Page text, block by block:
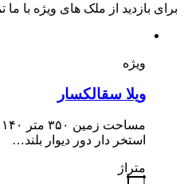
برای بازدید از ملک های ویژه با ما
ویژه
ویلا سقالکسار
استخر دار دور دیوار بلند…
متراژ